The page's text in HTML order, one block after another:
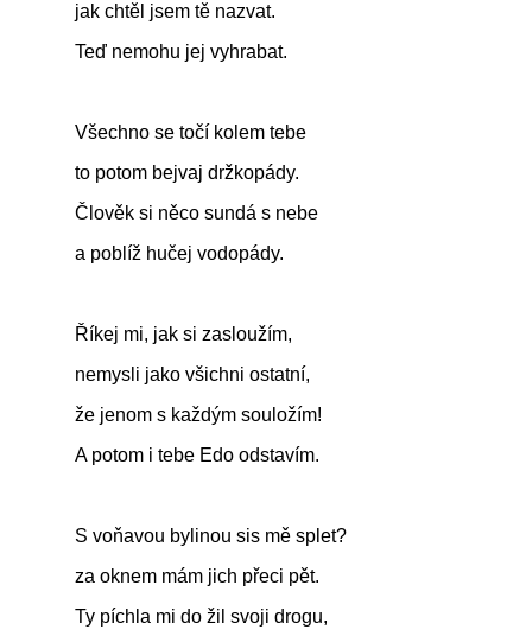
jak chtěl jsem tě nazvat.
Teď nemohu jej vyhrabat.
Všechno se točí kolem tebe
to potom bejvaj držkopády.
Člověk si něco sundá s nebe
a poblíž hučej vodopády.
Říkej mi, jak si zasloužím,
nemysli jako všichni ostatní,
že jenom s každým souložím!
A potom i tebe Edo odstavím.
S voňavou bylinou sis mě splet?
za oknem mám jich přeci pět.
Ty píchla mi do žil svoji drogu,